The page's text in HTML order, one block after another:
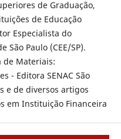
de Graduação,
de Educação
Especialista do
São Paulo (CEE/SP).
de Materiais:
- Editora SENAC São
e de diversos artigos
em Instituição Financeira